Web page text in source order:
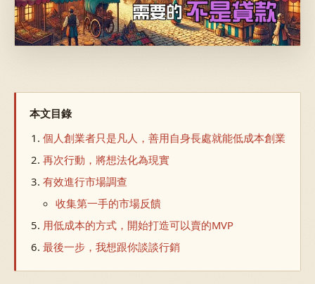
本文目錄
個人創業者只是凡人，善用自身長處就能低成本創業
再次行動，將想法化為現實
有效進行市場調查
收集第一手的市場反饋
用低成本的方式，開始打造可以賣的MVP
最後一步，我想跟你談談行銷